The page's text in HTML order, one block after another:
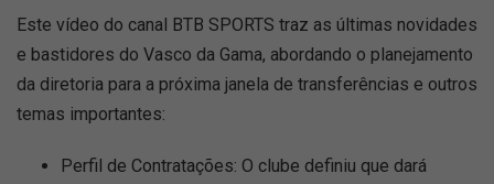
Este vídeo do canal BTB SPORTS traz as últimas novidades
e bastidores do Vasco da Gama, abordando o planejamento
da diretoria para a próxima janela de transferências e outros
temas importantes:
Perfil de Contratações: O clube definiu que dará